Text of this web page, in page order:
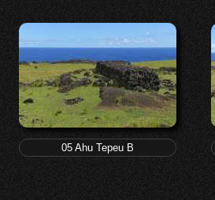
05 Ahu Tepeu B